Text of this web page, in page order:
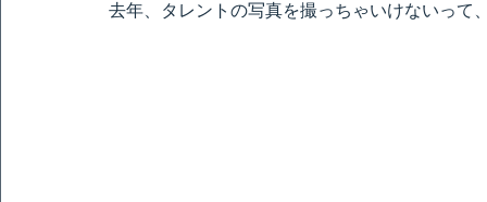
去年、タレントの写真を撮っちゃいけないって